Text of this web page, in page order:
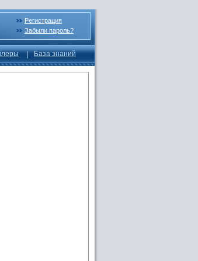
Регистрация
Забыли пароль?
База знаний